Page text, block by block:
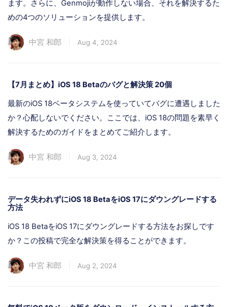
ます。さらに、Genmojiが動作しない場合、それを解決するた
めの4つのソリューションを提供します。
中宮 和郎 Aug 4, 2024
【7月まとめ】iOS 18 Betaのバグと解決策 20個
最新のiOS 18ベータシステムを使っていてバグに遭遇しました
か？心配しないでください。ここでは、iOS 18の問題を素早く
解決するためのガイドをまとめてご紹介します。
中宮 和郎 Aug 3, 2024
データ失われずにiOS 18 BetaをiOS 17にダウングレードする
方法
iOS 18 BetaをiOS 17にダウングレードする方法をお探しです
か？この投稿で完全な解決策を得ることができます。
中宮 和郎 Aug 2, 2024